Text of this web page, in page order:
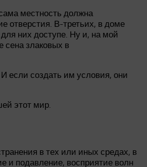
местность должна
отверстия. В-третьих, в доме
них доступе. Ну и, на мой
сена злаковых в
если создать им условия, они
этот мир.
в тех или иных средах, в
и подавление, восприятие волн